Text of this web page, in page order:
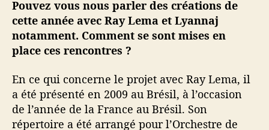
Pouvez vous nous parler des créations de
cette année avec Ray Lema et Lyannaj
notamment. Comment se sont mises en
place ces rencontres ?
En ce qui concerne le projet avec Ray Lema, il
a été présenté en 2009 au Brésil, à l’occasion
de l’année de la France au Brésil. Son
répertoire a été arrangé pour l’Orchestre de